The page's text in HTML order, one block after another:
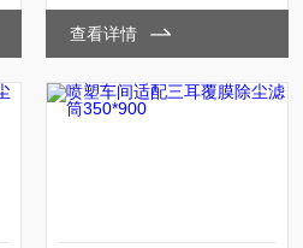
查看详情